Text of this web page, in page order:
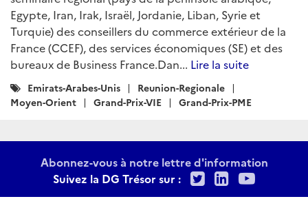
Egypte, Iran, Irak, Israël, Jordanie, Liban, Syrie et
Turquie) des conseillers du commerce extérieur de la
France (CCEF), des services économiques (SE) et des
bureaux de Business France.Dan... Lire la suite
Catégories
:
Emirats-Arabes-Unis
Reunion-Regionale
Moyen-Orient
Grand-Prix-VIE Grand-Prix-PME
Abonnez-vous à notre lettre d'information
Suivez la DG Trésor sur :
TwitterLinkedIn